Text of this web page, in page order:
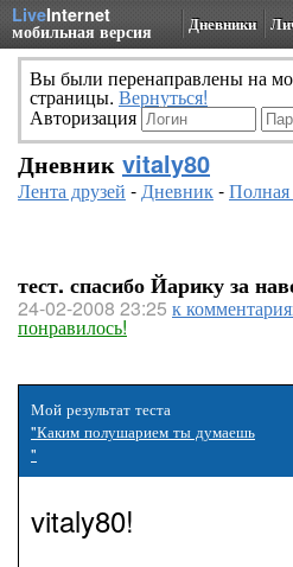
LiveInternet
мобильная версия Дневники
Вы были перенаправлены на
страницы. Вернуться!
Авторизация
Дневник vitaly80
Лента друзей -Дневник-Полная
тест. спасибо Йарику за
24-02-2008 23:25 к
понравилось!
Мой результат теста
"Каким полушарием ты думаешь
"
vitaly80!